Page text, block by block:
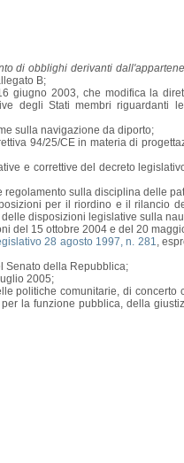
di obblighi derivanti
B;
giugno 2003, che modifica la
degli Stati membri riguardanti
sulla navigazione da diporto;
94/25/CE in materia di
e correttive del decreto
regolamento sulla disciplina delle
per il riordino e il rilancio
disposizioni legislative sulla
del 15 ottobre 2004 e del 20
28 agosto 1997, n. 281,
Senato della Repubblica;
2005;
politiche comunitarie, di concerto
la funzione pubblica, della